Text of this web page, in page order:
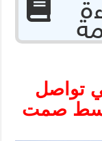
تواصل
وسط صمت